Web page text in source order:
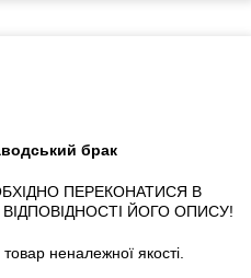
брак
ПЕРЕКОНАТИСЯ В
ВІДПОВІДНОСТІ ЙОГО ОПИСУ!
неналежної якості.